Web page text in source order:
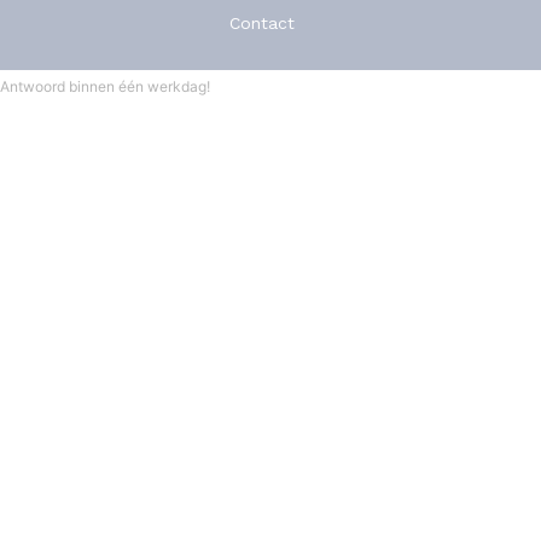
Contact
Antwoord binnen één werkdag!